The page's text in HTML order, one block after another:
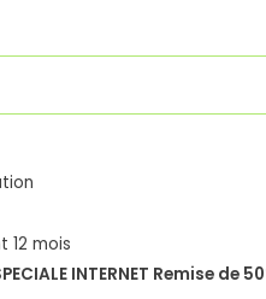
mois
INTERNET Remise de